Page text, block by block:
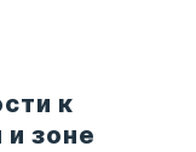
к
зоне